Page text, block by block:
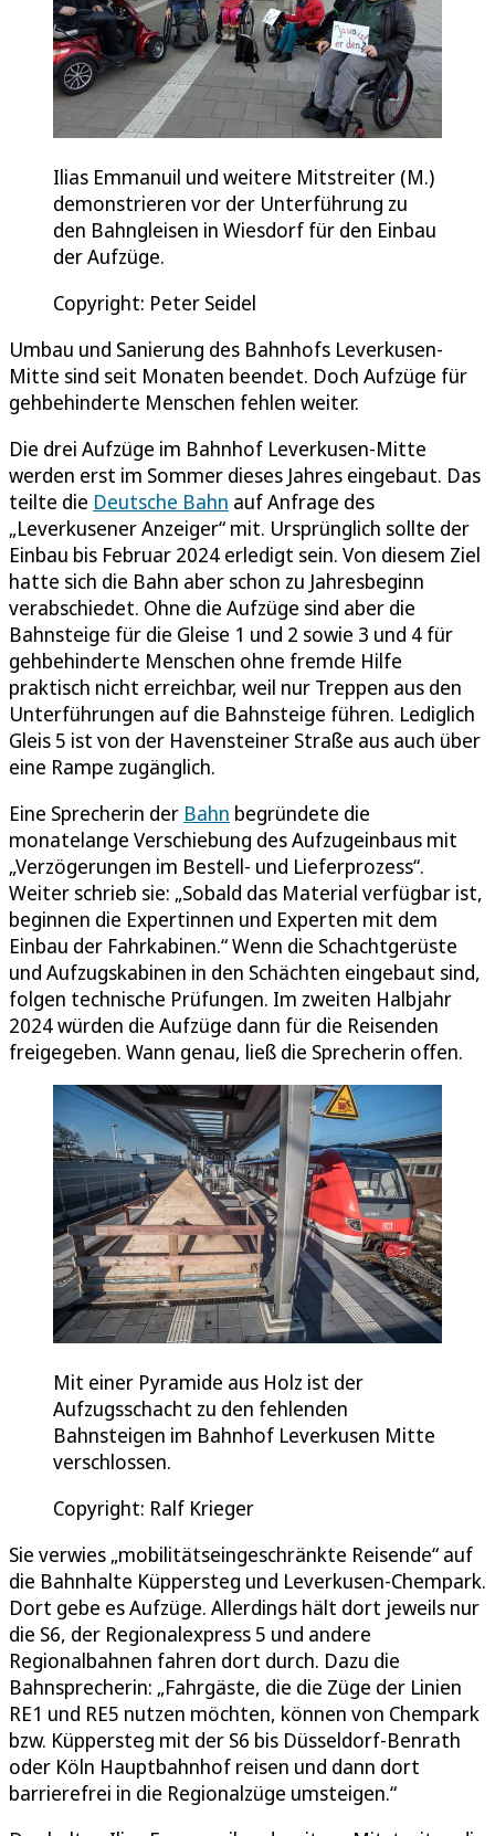
Ilias Emmanuil und weitere Mitstreiter (M.)
demonstrieren vor der Unterführung zu
den Bahngleisen in Wiesdorf für den Einbau
der Aufzüge.
Copyright: Peter Seidel
Umbau und Sanierung des Bahnhofs Leverkusen-
Mitte sind seit Monaten beendet. Doch Aufzüge für
gehbehinderte Menschen fehlen weiter.
Die drei Aufzüge im Bahnhof Leverkusen-Mitte
werden erst im Sommer dieses Jahres eingebaut. Das
teilte die Deutsche Bahn auf Anfrage des
„Leverkusener Anzeiger“ mit. Ursprünglich sollte der
Einbau bis Februar 2024 erledigt sein. Von diesem Ziel
hatte sich die Bahn aber schon zu Jahresbeginn
verabschiedet. Ohne die Aufzüge sind aber die
Bahnsteige für die Gleise 1 und 2 sowie 3 und 4 für
gehbehinderte Menschen ohne fremde Hilfe
praktisch nicht erreichbar, weil nur Treppen aus den
Unterführungen auf die Bahnsteige führen. Lediglich
Gleis 5 ist von der Havensteiner Straße aus auch über
eine Rampe zugänglich.
Eine Sprecherin der Bahn begründete die
monatelange Verschiebung des Aufzugeinbaus mit
„Verzögerungen im Bestell- und Lieferprozess“.
Weiter schrieb sie: „Sobald das Material verfügbar ist,
beginnen die Expertinnen und Experten mit dem
Einbau der Fahrkabinen.“ Wenn die Schachtgerüste
und Aufzugskabinen in den Schächten eingebaut sind,
folgen technische Prüfungen. Im zweiten Halbjahr
2024 würden die Aufzüge dann für die Reisenden
freigegeben. Wann genau, ließ die Sprecherin offen.
Mit einer Pyramide aus Holz ist der
Aufzugsschacht zu den fehlenden
Bahnsteigen im Bahnhof Leverkusen Mitte
verschlossen.
Copyright: Ralf Krieger
Sie verwies „mobilitätseingeschränkte Reisende“ auf
die Bahnhalte Küppersteg und Leverkusen-Chempark.
Dort gebe es Aufzüge. Allerdings hält dort jeweils nur
die S6, der Regionalexpress 5 und andere
Regionalbahnen fahren dort durch. Dazu die
Bahnsprecherin: „Fahrgäste, die die Züge der Linien
RE1 und RE5 nutzen möchten, können von Chempark
bzw. Küppersteg mit der S6 bis Düsseldorf-Benrath
oder Köln Hauptbahnhof reisen und dann dort
barrierefrei in die Regionalzüge umsteigen.“